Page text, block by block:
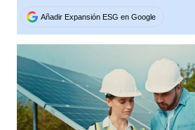
Añadir Expansión ESG en Google